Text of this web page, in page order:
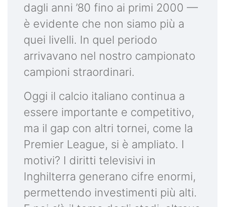
dagli anni ’80 fino ai primi 2000 —
è evidente che non siamo più a
quei livelli. In quel periodo
arrivavano nel nostro campionato
campioni straordinari.
Oggi il calcio italiano continua a
essere importante e competitivo,
ma il gap con altri tornei, come la
Premier League, si è ampliato. I
motivi? I diritti televisivi in
Inghilterra generano cifre enormi,
permettendo investimenti più alti.